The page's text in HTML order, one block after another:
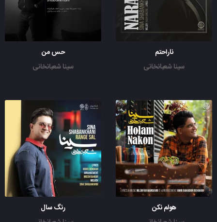
ناراحتم
سینا شعبانخانی
حس من
سینا شعبانخانی
هولم نکن
رنگ سال